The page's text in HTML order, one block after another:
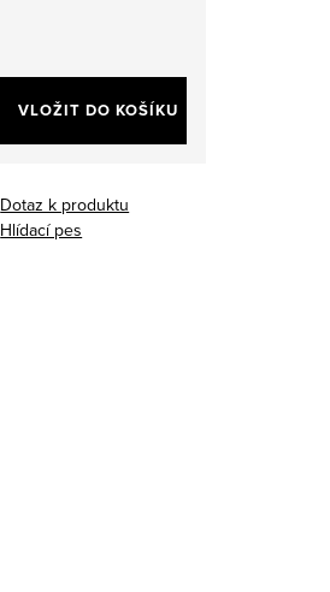
VLOŽIT DO KOŠÍKU
Dotaz k produktu
Hlídací pes